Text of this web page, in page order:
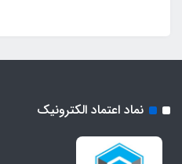
نماد اعتماد الکترونیک